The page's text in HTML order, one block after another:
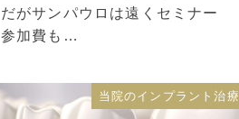
だがサンパウロは遠くセミナー
参加費も…
当院のインプラント治療